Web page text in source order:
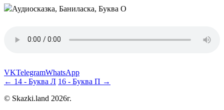
VKTelegramWhatsApp
← 14 - Буква Л 16 - Буква П →
© Skazki.land 2026г.